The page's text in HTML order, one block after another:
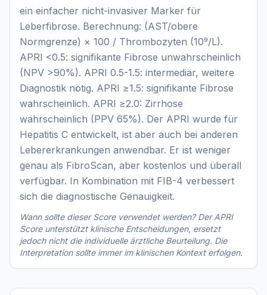
ein einfacher nicht-invasiver Marker für
Leberfibrose. Berechnung: (AST/obere
Normgrenze) × 100 / Thrombozyten (10⁹/L).
APRI <0.5: signifikante Fibrose unwahrscheinlich
(NPV >90%). APRI 0.5-1.5: intermediär, weitere
Diagnostik nötig. APRI ≥1.5: signifikante Fibrose
wahrscheinlich. APRI ≥2.0: Zirrhose
wahrscheinlich (PPV 65%). Der APRI wurde für
Hepatitis C entwickelt, ist aber auch bei anderen
Lebererkrankungen anwendbar. Er ist weniger
genau als FibroScan, aber kostenlos und überall
verfügbar. In Kombination mit FIB-4 verbessert
sich die diagnostische Genauigkeit.
Wann sollte dieser Score verwendet werden? DerAPRI
Scoreunterstützt klinische Entscheidungen, ersetzt
jedoch nicht die individuelle ärztliche Beurteilung. Die
Interpretation sollte immer im klinischen Kontext erfolgen.